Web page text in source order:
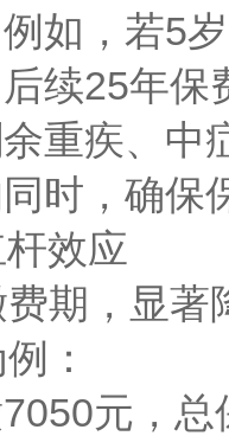
如，若5
续25年
重疾、中
时，确保
效应
期，显
：
元，